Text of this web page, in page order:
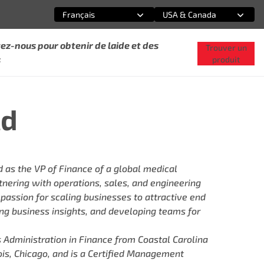
Sélectionnez une option
Français
Sélectionnez une option
USA & Canada
nous pour obtenir de laide et des
Trouver un
produit
the VP of Finance of a global medical
with operations, sales, and engineering
for scaling businesses to attractive end
business insights, and developing teams for
in Finance from Coastal Carolina
Chicago, and is a Certified Management